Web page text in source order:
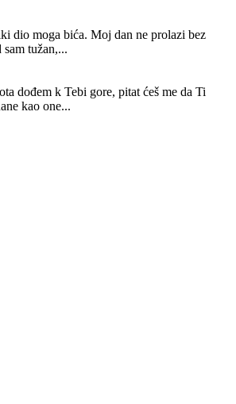
dio moga bića. Moj dan ne prolazi bez
sam tužan,...
dođem k Tebi gore, pitat ćeš me da Ti
kao one...